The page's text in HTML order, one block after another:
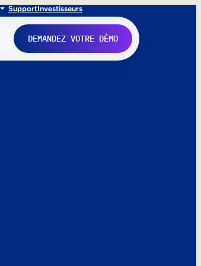
SupportInvestisseurs
DEMANDEZ VOTRE DÉMO